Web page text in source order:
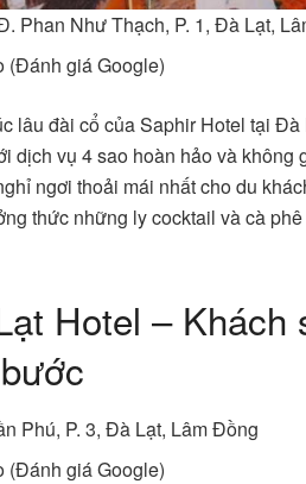
Phan Như Thạch, P. 1, Đà Lạt,
(Đánh giá Google)
lâu đài cổ của Saphir Hotel tại
dịch vụ 4 sao hoàn hảo và
ngơi thoải mái nhất cho du
thức những ly cocktail và cà
Hotel –
Phú, P. 3, Đà Lạt, Lâm Đồng
(Đánh giá Google)